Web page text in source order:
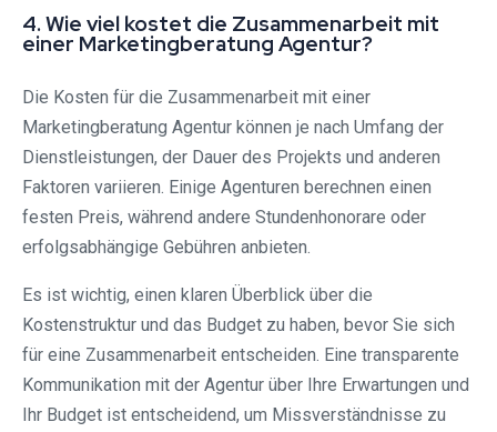
4. Wie viel kostet die Zusammenarbeit mit
einer Marketingberatung Agentur?
Die Kosten für die Zusammenarbeit mit einer
Marketingberatung Agentur können je nach Umfang der
Dienstleistungen, der Dauer des Projekts und anderen
Faktoren variieren. Einige Agenturen berechnen einen
festen Preis, während andere Stundenhonorare oder
erfolgsabhängige Gebühren anbieten.
Es ist wichtig, einen klaren Überblick über die
Kostenstruktur und das Budget zu haben, bevor Sie sich
für eine Zusammenarbeit entscheiden. Eine transparente
Kommunikation mit der Agentur über Ihre Erwartungen und
Ihr Budget ist entscheidend, um Missverständnisse zu